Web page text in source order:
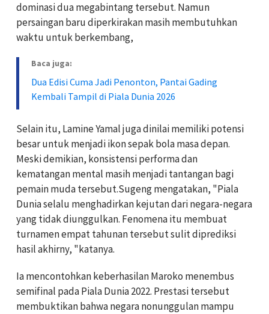
dominasi dua megabintang tersebut. Namun
persaingan baru diperkirakan masih membutuhkan
waktu untuk berkembang,
Baca juga:
Dua Edisi Cuma Jadi Penonton, Pantai Gading
Kembali Tampil di Piala Dunia 2026
Selain itu, Lamine Yamaljuga dinilai memiliki potensi
besar untuk menjadi ikon sepak bola masa depan.
Meski demikian, konsistensi performa dan
kematangan mental masih menjadi tantangan bagi
pemain muda tersebut.Sugeng mengatakan, "Piala
Dunia selalu menghadirkan kejutan dari negara-negara
yang tidak diunggulkan. Fenomena itu membuat
turnamen empat tahunan tersebut sulit diprediksi
hasil akhirny, "katanya.
Ia mencontohkan keberhasilan Maroko menembus
semifinal pada Piala Dunia 2022. Prestasi tersebut
membuktikan bahwa negara nonunggulan mampu